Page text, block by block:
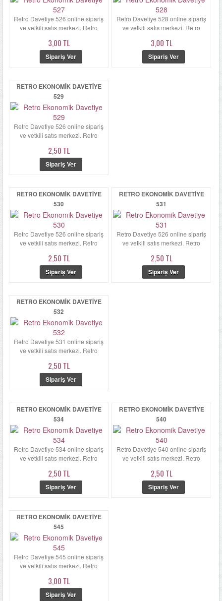
Retro Davetiye 526 online sipariş
ve yetkili satış merkezi. Retro
3,00 TL
Retro Davetiye 528 online sipariş
ve yetkili satış merkezi. Retro
3,00 TL
RETRO EKONOMIK DAVETIYE
529
Retro Davetiye 526 online sipariş
ve yetkili satış merkezi. Retro
2,50 TL
RETRO EKONOMIK DAVETIYE
530
Retro Davetiye 526 online sipariş
ve yetkili satış merkezi. Retro
2,50 TL
RETRO EKONOMIK DAVETIYE
531
Retro Davetiye 526 online sipariş
ve yetkili satış merkezi. Retro
2,50 TL
RETRO EKONOMIK DAVETIYE
532
Retro Davetiye 531 online sipariş
ve yetkili satış merkezi. Retro
2,50 TL
RETRO EKONOMIK DAVETIYE
534
Retro Davetiye 534 online sipariş
ve yetkili satış merkezi. Retro
2,50 TL
RETRO EKONOMIK DAVETIYE
540
Retro Davetiye 540 online sipariş
ve yetkili satış merkezi. Retro
2,50 TL
RETRO EKONOMIK DAVETIYE
545
Retro Davetiye 545 online sipariş
ve yetkili satış merkezi. Retro
3,00 TL